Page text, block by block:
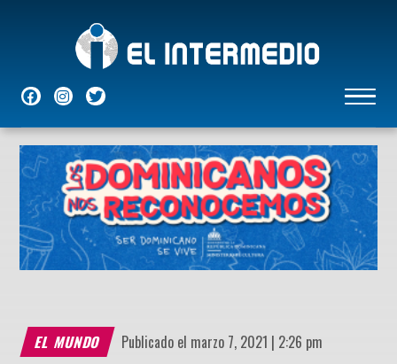
NACIONALES INTERNACIONALESECONÓMICASDEPORTES ENTRETENIMIENTO
EL MUNDO Publicado el marzo 7, 2021 | 2:26 pm